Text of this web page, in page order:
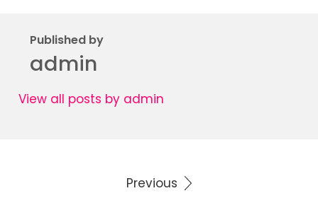
Published by
admin
View all posts by admin
Previous